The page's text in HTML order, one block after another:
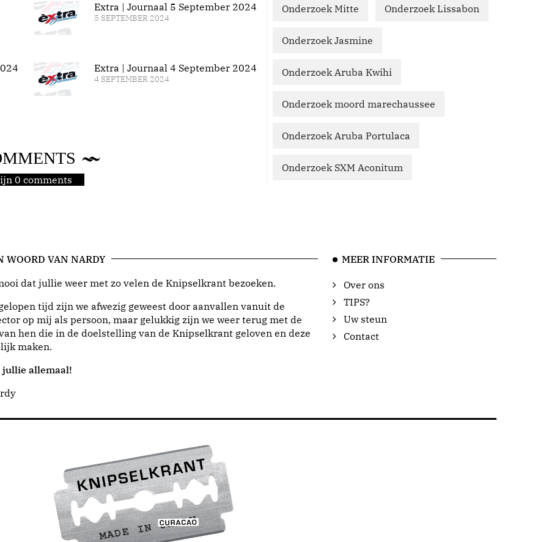
Extra | Journaal 5 September 2024
5 SEPTEMBER 2024
Extra | Journaal 4 September 2024
4 SEPTEMBER 2024
0 comments
Onderzoek Mitte Onderzoek Lissabon
Onderzoek Jasmine
Onderzoek Aruba Kwihi
Onderzoek moord marechaussee
Onderzoek Aruba Portulaca
Onderzoek SXM Aconitum
WOORD VAN NARDY
dat jullie weer met zo velen de Knipselkrant bezoeken.
tijd zijn we afwezig geweest door aanvallen vanuit de
op mij als persoon, maar gelukkig zijn we weer terug met de
hen die in de doelstelling van de Knipselkrant geloven en deze
maken.
jullie allemaal!
MEER INFORMATIE
Over ons
TIPS?
Uw steun
Contact